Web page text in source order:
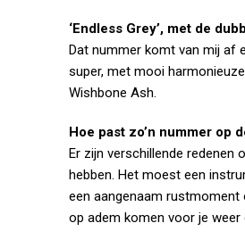
‘Endless Grey’, met de
Dat nummer komt van mij af
super, met mooi
Wishbone Ash.
Hoe past zo’n nummer op
Er zijn verschillende redenen
hebben. Het moest een
een aangenaam rustmoment
op adem komen voor je weer